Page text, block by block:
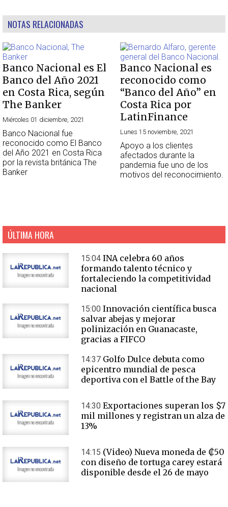
NOTAS RELACIONADAS
Banco Nacional es El
Banco del Año 2021
en Costa Rica, según
The Banker
Miércoles 01 diciembre, 2021
Banco Nacional fue
reconocido como El Banco
del Año 2021 en Costa Rica
por la revista británica The
Banker
Banco Nacional es
reconocido como
“Banco del Año” en
Costa Rica por
LatinFinance
Lunes 15 noviembre, 2021
Apoyo a los clientes
afectados durante la
pandemia fue uno de los
motivos del reconocimiento.
ÚLTIMA HORA
15:04 INA celebra 60 años
formando talento técnico y
fortaleciendo la competitividad
nacional
15:00 Innovación científica busca
salvar abejas y mejorar
polinización en Guanacaste,
gracias a FIFCO
14:37 Golfo Dulce debuta como
epicentro mundial de pesca
deportiva con el Battle of the Bay
14:30 Exportaciones superan los $7
mil millones y registran un alza de
13%
14:15 (Video) Nueva moneda de ₡50
con diseño de tortuga carey estará
disponible desde el 26 de mayo